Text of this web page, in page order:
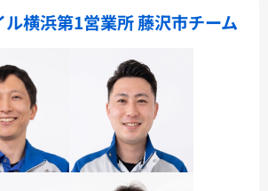
ル横浜第1営業所 藤沢市チーム